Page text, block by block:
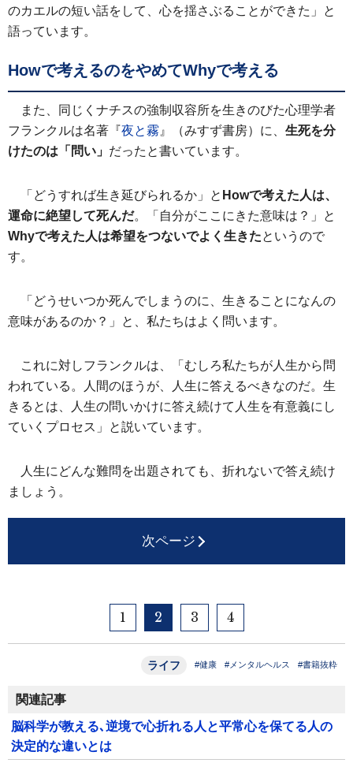
のカエルの短い話をして、心を揺さぶることができた」と
語っています。
Howで考えるのをやめてWhyで考える
また、同じくナチスの強制収容所を生きのびた心理学者
フランクルは名著『夜と霧 』（みすず書房）に、 生死を分
けたのは「問い」 だったと書いています。
「どうすれば生き延びられるか」と Howで考えた人は、
運命に絶望して死んだ。「自分がここにきた意味は？」と
Whyで考えた人は希望をつないでよく生きたというので
す。
「どうせいつか死んでしまうのに、生きることになんの
意味があるのか？」と、私たちはよく問います。
これに対しフランクルは、「むしろ私たちが人生から問
われている。人間のほうが、人生に答えるべきなのだ。生
きるとは、人生の問いかけに答え続けて人生を有意義にし
ていくプロセス」と説いています。
人生にどんな難問を出題されても、折れないで答え続け
ましょう。
次ページ
1 2 3 4
ライフ #健康 #メンタルヘルス #書籍抜粋
関連記事
脳科学が教える､逆境で心折れる人と平常心を保てる人の
決定的な違いとは